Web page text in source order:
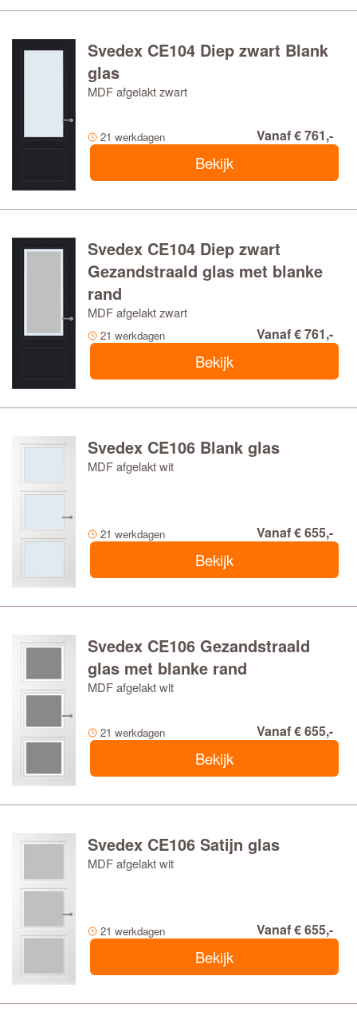
Svedex CE104 Diep zwart Blank
glas
MDF afgelakt zwart
21 werkdagen Vanaf € 761,-
Bekijk
Svedex CE104 Diep zwart
Gezandstraald glas met blanke
rand
MDF afgelakt zwart
21 werkdagen Vanaf € 761,-
Bekijk
Svedex CE106 Blank glas
MDF afgelakt wit
21 werkdagen Vanaf € 655,-
Bekijk
Svedex CE106 Gezandstraald
glas met blanke rand
MDF afgelakt wit
21 werkdagen Vanaf € 655,-
Bekijk
Svedex CE106 Satijn glas
MDF afgelakt wit
21 werkdagen Vanaf € 655,-
Bekijk